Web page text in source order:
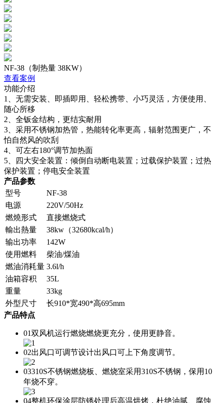
NF-38（制热量 38KW）
查看案例
功能介绍
1、无需安装、即插即用、轻松携带、小巧灵活，方便使用、
随心所移
2、全钣金结构，更结实耐用
3、采用不锈钢加热管，热能转化率更高，辐射范围更广，不
怕自然风的吹刮
4、可左右180°调节加热面
5、四大安全装置：倾倒自动断电装置；过载保护装置；过热
保护装置；停电安全装置
产品参数
型号
NF-38
电源
220V/50Hz
燃燒形式
直接燃烧式
輸出熱量
38kw（32680kcal/h）
输出功率
142W
使用燃料
柴油/煤油
燃油消耗量 3.6l/h
油箱容积
35L
重量
33kg
外型尺寸
长910*宽490*高695mm
产品特点
01双风机运行燃烧燃烧更充分，使用更静音。
02出风口可调节设计出风口可上下角度调节。
03310S不锈钢燃烧板、燃烧室采用310S不锈钢，保用10
年烧不穿。
04整机环保涂层防锈处理后高温烘烤，杜绝油腻、腐蚀